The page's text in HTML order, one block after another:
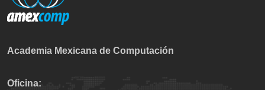
Academia Mexicana de Computación
Oficina: